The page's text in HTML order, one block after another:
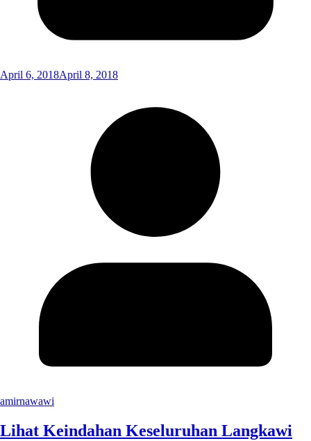
April 6, 2018April 8, 2018
amirnawawi
Lihat Keindahan Keseluruhan Langkawi